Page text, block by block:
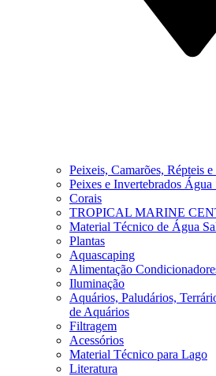
Peixeis, Camarões, Répteis
Peixes e Invertebrados Água
Corais
TROPICAL MARINE
Material Técnico de Água
Plantas
Aquascaping
Alimentação
Iluminação
Aquários, Paludários,
de Aquários
Filtragem
Acessórios
Material Técnico para Lago
Literatura